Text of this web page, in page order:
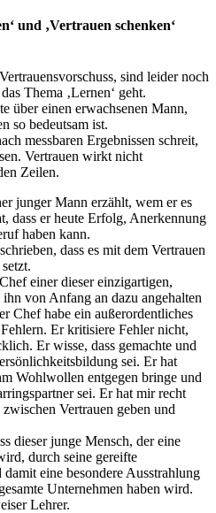
und ‚Vertrauen schenken‘
sind leider noch
Thema ‚Lernen‘ geht.
über einen erwachsenen Mann,
so bedeutsam ist.
messbaren Ergebnissen schreit,
Vertrauen wirkt nicht
Zeilen.
junger Mann erzählt, wem er es
dass er heute Erfolg, Anerkennung
haben kann.
dass es mit dem Vertrauen
einer dieser einzigartigen,
von Anfang an dazu angehalten
Chef habe ein außerordentliches
Er kritisiere Fehler nicht,
Er wisse, dass gemachte und
sei. Er hat
Wohlwollen entgegen bringe und
sei. Er hat mir recht
Vertrauen geben und
dieser junge Mensch, der eine
durch seine gereifte
eine besondere Ausstrahlung
Unternehmen haben wird.
Lehrer.